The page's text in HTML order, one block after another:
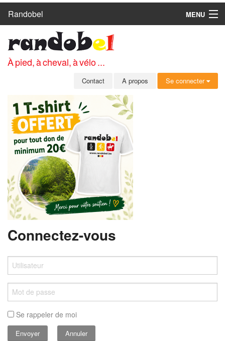
Randobel
MENU
CIRCUITS
CLUBS
MEMBRES
SE CONNECTER
INSCRIPTION GRATUITE
MOT DE PASSE OUBLIÉ
À pied, à cheval, à vélo ...
Contact A propos Se connecter
Connectez-vous
Se rappeler de moi
Annuler